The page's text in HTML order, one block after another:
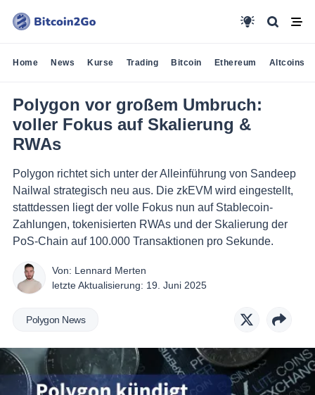
Home News Kurse Trading Bitcoin Ethereum Altcoins
Polygon vor großem Umbruch:
voller Fokus auf Skalierung &
RWAs
Polygon richtet sich unter der Alleinführung von Sandeep
Nailwal strategisch neu aus. Die zkEVM wird eingestellt,
stattdessen liegt der volle Fokus nun auf Stablecoin-
Zahlungen, tokenisierten RWAs und der Skalierung der
PoS-Chain auf 100.000 Transaktionen pro Sekunde.
Von: Lennard Merten
letzte Aktualisierung: 19. Juni 2025
Polygon News